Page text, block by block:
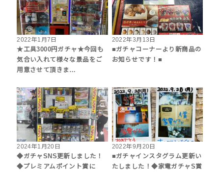
2022年1月7日
★工具3000円ガチャ★今回も
気合い入れて様々な景品をご
用意させて頂きま…
2022年3月13日
■ガチャコーナーより新商品の
お知らせです！■
2024年1月20日
◆ガチャSNS更新しました！
◆プレミアムポイント賞に
2022年9月20日
■ガチャインスタグラム更新い
たしました！◆家電ガチャS賞